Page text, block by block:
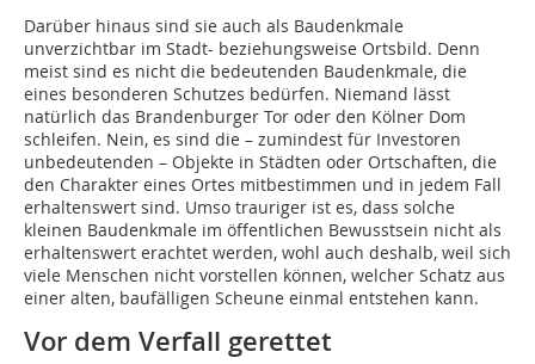
Darüber hinaus sind sie auch als Baudenkmale
unverzichtbar im Stadt- beziehungsweise Ortsbild. Denn
meist sind es nicht die bedeutenden Baudenkmale, die
eines besonderen Schutzes bedürfen. Niemand lässt
natürlich das Brandenburger Tor oder den Kölner Dom
schleifen. Nein, es sind die – zumindest für Investoren
unbedeutenden – Objekte in Städten oder Ortschaften, die
den Charakter eines Ortes mitbestimmen und in jedem Fall
erhaltenswert sind. Umso trauriger ist es, dass solche
kleinen Baudenkmale im öffentlichen Bewusstsein nicht als
erhaltenswert erachtet werden, wohl auch deshalb, weil sich
viele Menschen nicht vorstellen können, welcher Schatz aus
einer alten, baufälligen Scheune einmal entstehen kann.
Vor dem Verfall gerettet